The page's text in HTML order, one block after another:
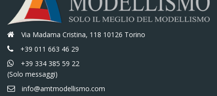
Via Madama Cristina, 118 10126 Torino
+39 011 663 46 29
+39 334 385 59 22
(Solo messaggi)
info@amtmodellismo.com